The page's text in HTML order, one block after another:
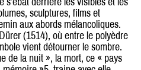
sculptures, films et
aux abords mélancoliques.
(1514), où entre le polyèdre
vient détourner le sombre.
de la nuit », la mort, ce « pays